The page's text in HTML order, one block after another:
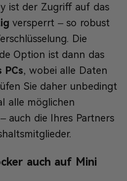
ist der Zugriff auf das
versperrt – so robust
Die
Option ist dann das
PCs, wobei alle Daten
Sie daher unbedingt
alle möglichen
auch die Ihres Partners
auch auf Mini